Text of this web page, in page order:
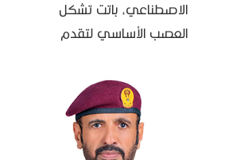
الاصطناعي، باتت تشكل
العصب الأساسي لتقدم
المستقبل؛ فمن يتصدر
المشهد العالمي في هذه
الطفرة التكنولوجية يمتلك بلا
شك مقاليد …